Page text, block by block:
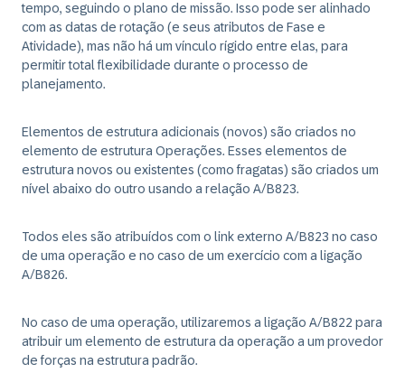
tempo, seguindo o plano de missão. Isso pode ser alinhado
com as datas de rotação (e seus atributos de Fase e
Atividade), mas não há um vínculo rígido entre elas, para
permitir total flexibilidade durante o processo de
planejamento.
Elementos de estrutura adicionais (novos) são criados no
elemento de estrutura Operações. Esses elementos de
estrutura novos ou existentes (como fragatas) são criados um
nível abaixo do outro usando a relação A/B823.
Todos eles são atribuídos com o link externo A/B823 no caso
de uma operação e no caso de um exercício com a ligação
A/B826.
No caso de uma operação, utilizaremos a ligação A/B822 para
atribuir um elemento de estrutura da operação a um provedor
de forças na estrutura padrão.